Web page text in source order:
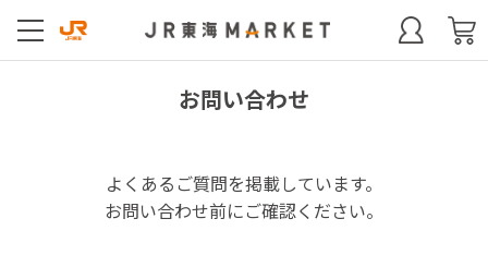
お問い合わせ
よくあるご質問を掲載しています。
お問い合わせ前にご確認ください。